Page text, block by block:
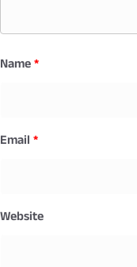
Name*
Email *
Website